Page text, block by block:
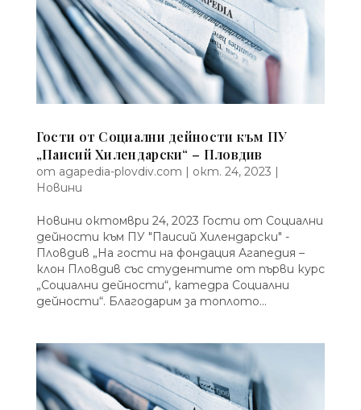
Гости от Социални дейности към ПУ
„Паисий Хилендарски“ – Пловдив
от agapedia-plovdiv.com | окт. 24, 2023 |
Новини
Новини октомври 24, 2023 Гости от Социални
дейности към ПУ "Паисий Хилендарски" -
Пловдив „На гости на фондация Агапедия –
клон Пловдив със студентите от първи курс
„Социални дейности“, катедра Социални
дейности“. Благодарим за топлото...